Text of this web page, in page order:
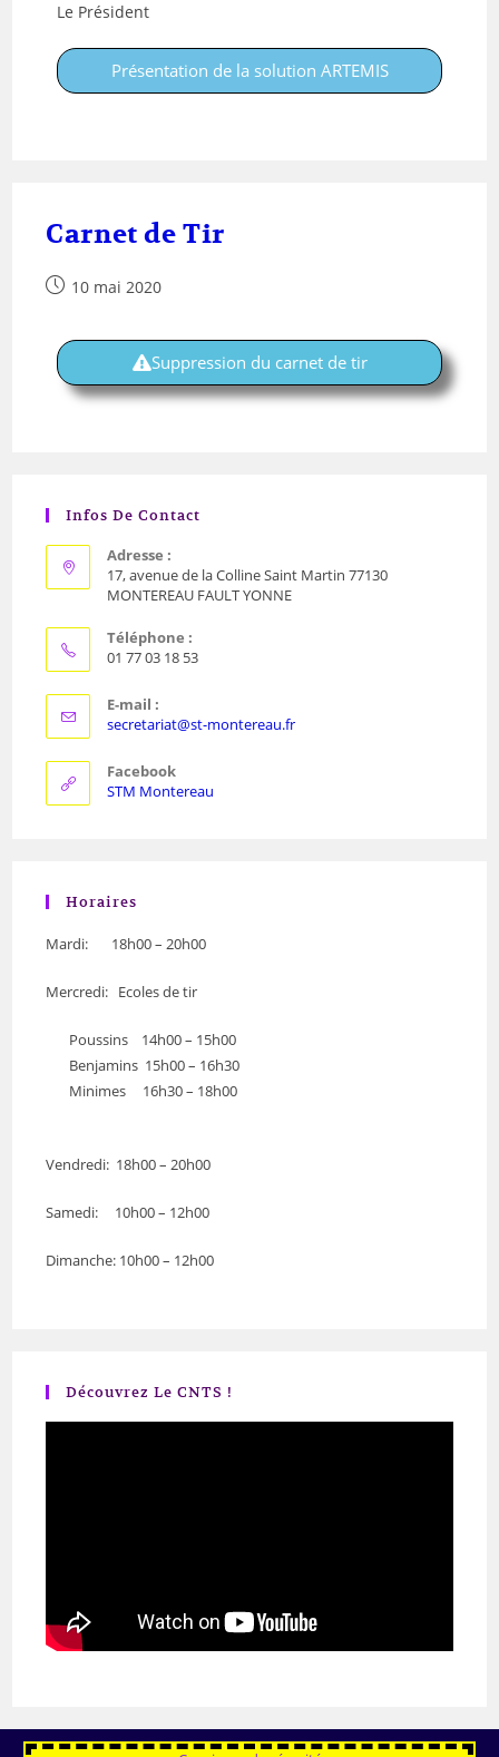
Le Président
Présentation de la solution ARTEMIS
Carnet de Tir
10 mai 2020
Suppression du carnet de tir
Infos De Contact
Adresse :
17, avenue de la Colline Saint Martin 77130
MONTEREAU FAULT YONNE
Téléphone :
01 77 03 18 53
E-mail :
secretariat@st-montereau.fr
Facebook
STM Montereau
Horaires
Mardi: 18h00 – 20h00
Mercredi: Ecoles de tir
Poussins 14h00 – 15h00
Benjamins 15h00 – 16h30
Minimes 16h30 – 18h00
Vendredi: 18h00 – 20h00
Samedi: 10h00 – 12h00
Dimanche: 10h00 – 12h00
Découvrez Le CNTS !